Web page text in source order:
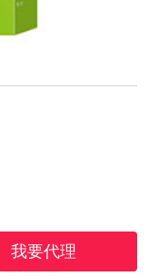
我要代理